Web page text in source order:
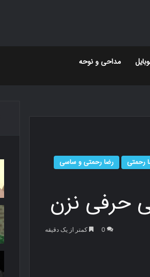
مداحی و نوحه
رحمتی
رضا رحمتی و ساسی
حرفی نزن
0 کمتر از یک دقیقه